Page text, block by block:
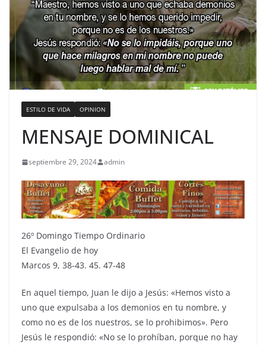
ESTILO DE VIDA OPINION
MENSAJE DOMINICAL
septiembre 29, 2024 admin
26º Domingo Tiempo Ordinario
El Evangelio de hoy
Marcos 9, 38-43. 45. 47-48
En aquel tiempo, Juan le dijo a Jesús: «Hemos visto a
uno que expulsaba a los demonios en tu nombre, y
como no es de los nuestros, se lo prohibimos». Pero
Jesús le respondió: «No se lo prohíban, porque no hay